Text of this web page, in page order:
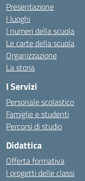
Presentazione
I luoghi
I numeri della scuola
Le carte della scuola
Organizzazione
La storia
I Servizi
Personale scolastico
Famiglie e studenti
Percorsi di studio
Didattica
Offerta formativa
I progetti delle classi